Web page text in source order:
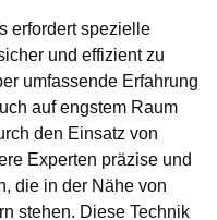
erfordert spezielle
und effizient zu
umfassende Erfahrung
auf engstem Raum
den Einsatz von
Experten präzise und
die in der Nähe von
stehen. Diese Technik